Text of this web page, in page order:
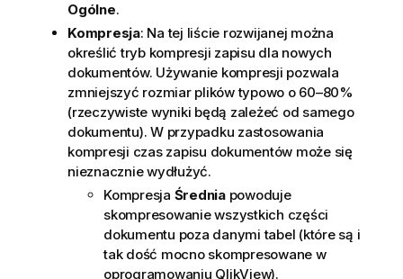
Ogólne.
Kompresja: Na tej liście rozwijanej można
określić tryb kompresji zapisu dla nowych
dokumentów. Używanie kompresji pozwala
zmniejszyć rozmiar plików typowo o 60–80%
(rzeczywiste wyniki będą zależeć od samego
dokumentu). W przypadku zastosowania
kompresji czas zapisu dokumentów może się
nieznacznie wydłużyć.
Kompresja Średniapowoduje
skompresowanie wszystkich części
dokumentu poza danymi tabel (które są i
tak dość mocno skompresowane w
oprogramowaniu QlikView).